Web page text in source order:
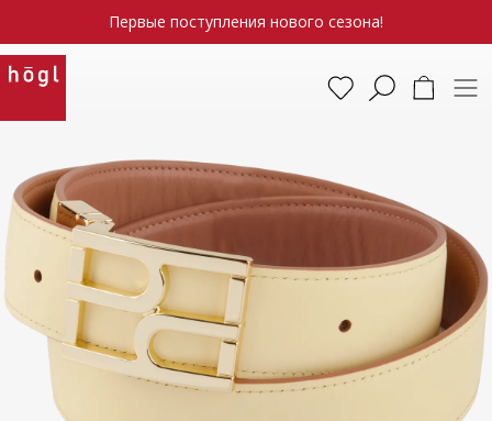
Первые поступления нового сезона!